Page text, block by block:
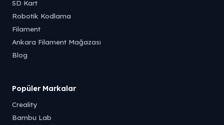
SD Kart
Robotik Kodlama
Filament
Ankara Filament Mağazası
Blog
Popüler Markalar
Creality
Bambu Lab